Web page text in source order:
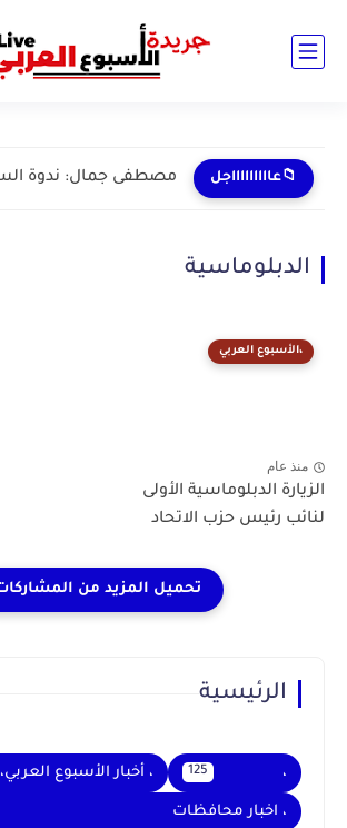
📁عاااااااااجل
الدبلوماسية
،الأسبوع العربي
منذ عام
الزيارة الدبلوماسية الأولى
لنائب رئيس حزب الاتحاد
الرئيسية
، 125 ، أخبار الأسبوع العربي،
، اخبار محافظات